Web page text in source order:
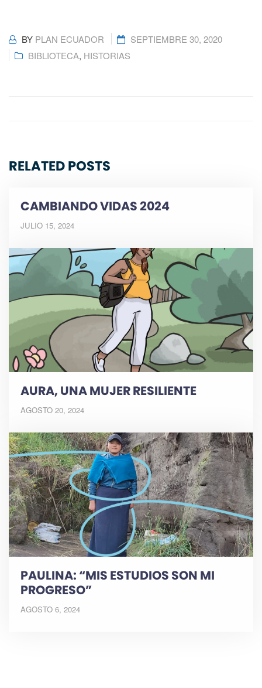
BY PLAN ECUADOR
SEPTIEMBRE 30, 2020
BIBLIOTECA, HISTORIAS
RELATED POSTS
CAMBIANDO VIDAS 2024
JULIO 15, 2024
AURA, UNA MUJER RESILIENTE
AGOSTO 20, 2024
PAULINA: “MIS ESTUDIOS SON MI
PROGRESO”
AGOSTO 6, 2024